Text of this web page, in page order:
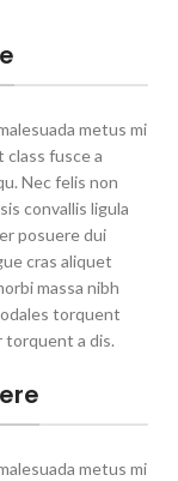
metus mi
fusce a
Nec felis non
convallis ligula
posuere dui
cras aliquet
massa nibh
torquent
a dis.
metus mi